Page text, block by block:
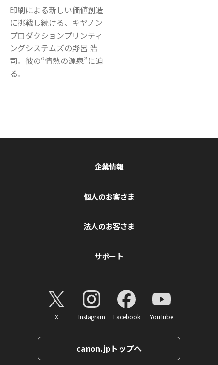
印刷による新しい価値創造
に挑戦し続ける、キヤノン
プロダクションプリンティ
ングシステムズの野呂 浩
司。彼の“情熱の源泉”に迫
る。
企業情報
個人のお客さま
法人のお客さま
サポート
X Instagram Facebook YouTube
canon.jpトップへ